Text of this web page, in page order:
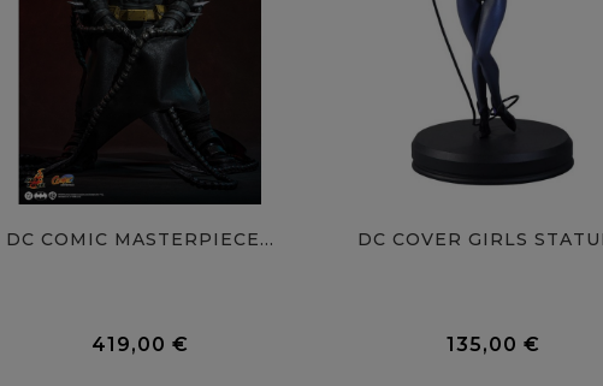
DC COMIC MASTERPIECE...
419,00 €
DC COVER GIRLS
135,00 €